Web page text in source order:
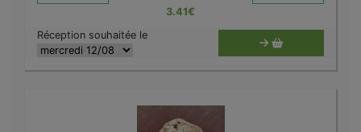
3.41€
Réception souhaitée le